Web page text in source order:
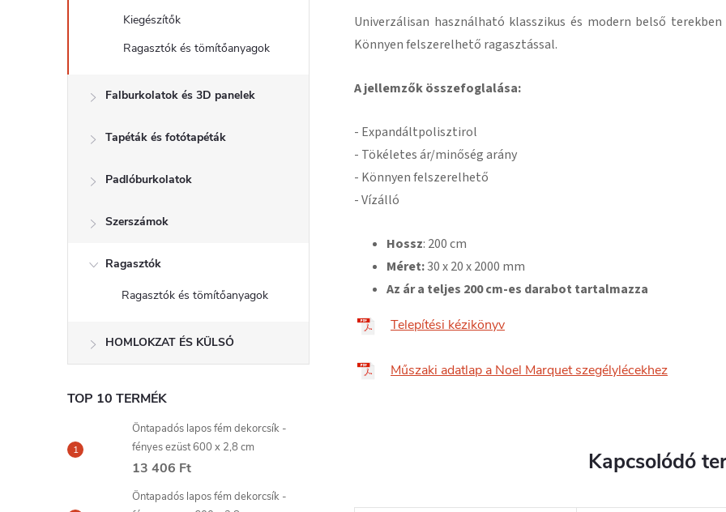
Kiegészítők
Ragasztók és tömítőanyagok
Falburkolatok és 3D panelek
Tapéták és fotótapéták
Padlóburkolatok
Szerszámok
Ragasztók
Ragasztók és tömítőanyagok
HOMLOKZAT ÉS KÜLSŐ
TOP 10 TERMÉK
Öntapadós lapos fém dekorcsík -
fényes ezüst 600 x 2,8 cm
13 406 Ft
Öntapadós lapos fém dekorcsík -
Univerzálisan használható klasszikus és modern belső
Könnyen felszerelhető ragasztással.
A jellemzők összefoglalása:
- Expandáltpolisztirol
- Tökéletes ár/minőség arány
- Könnyen felszerelhető
- Vízálló
Hossz: 200 cm
Méret:30x 20 x 2000 mm
Az ár a teljes 200 cm-es darabot tartalmazza
Telepítési kézikönyv
Műszaki adatlap a Noel Marquet szegélylécekhez
Kapcsolódó